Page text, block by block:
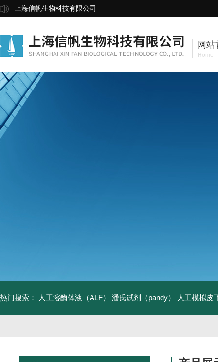
上海信帆生物科技有限公司
网站
Home
热门搜索： 人工溶酶体液（ALF） 潘氏试剂（pandy） 人工模拟皮